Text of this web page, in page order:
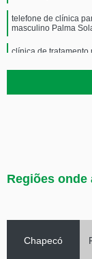
telefone de clínica
masculino Palma
clínica de tratamento
Regiões onde
Chapecó